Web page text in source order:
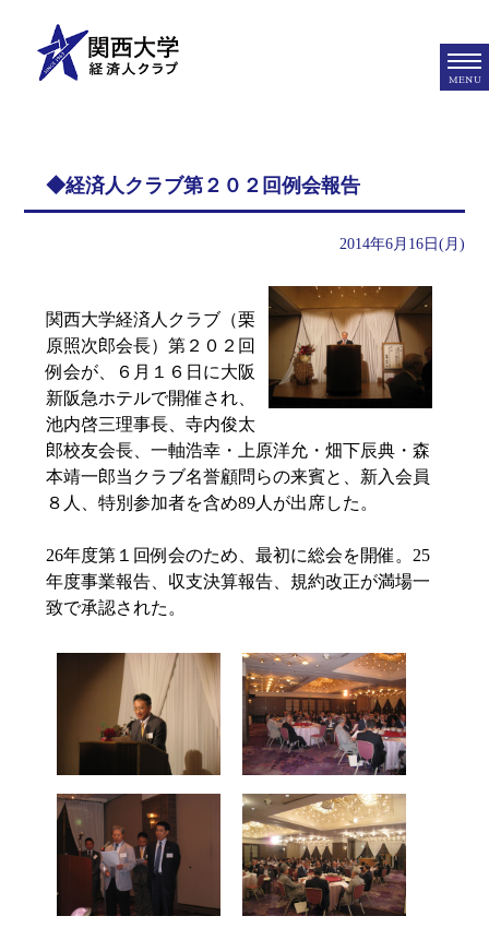
MENU
◆経済人クラブ第２０２回例会報告
2014年6月16日(月)
関西大学経済人クラブ（栗
原照次郎会長）第２０２回
例会が、６月１６日に大阪
新阪急ホテルで開催され、
池内啓三理事長、寺内俊太
郎校友会長、一軸浩幸・上原洋允・畑下辰典・森
本靖一郎当クラブ名誉顧問らの来賓と、新入会員
８人、特別参加者を含め89人が出席した。
26年度第１回例会のため、最初に総会を開催。25
年度事業報告、収支決算報告、規約改正が満場一
致で承認された。